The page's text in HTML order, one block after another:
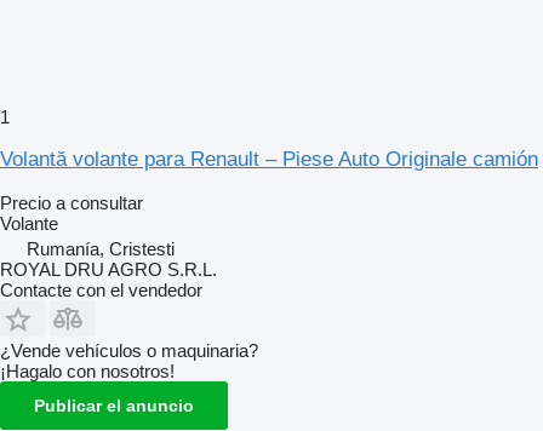
1
Volantă volante para Renault – Piese Auto Originale camión
Precio a consultar
Volante
Rumanía, Cristesti
ROYAL DRU AGRO S.R.L.
Contacte con el vendedor
¿Vende vehículos o maquinaria?
¡Hagalo con nosotros!
Publicar el anuncio